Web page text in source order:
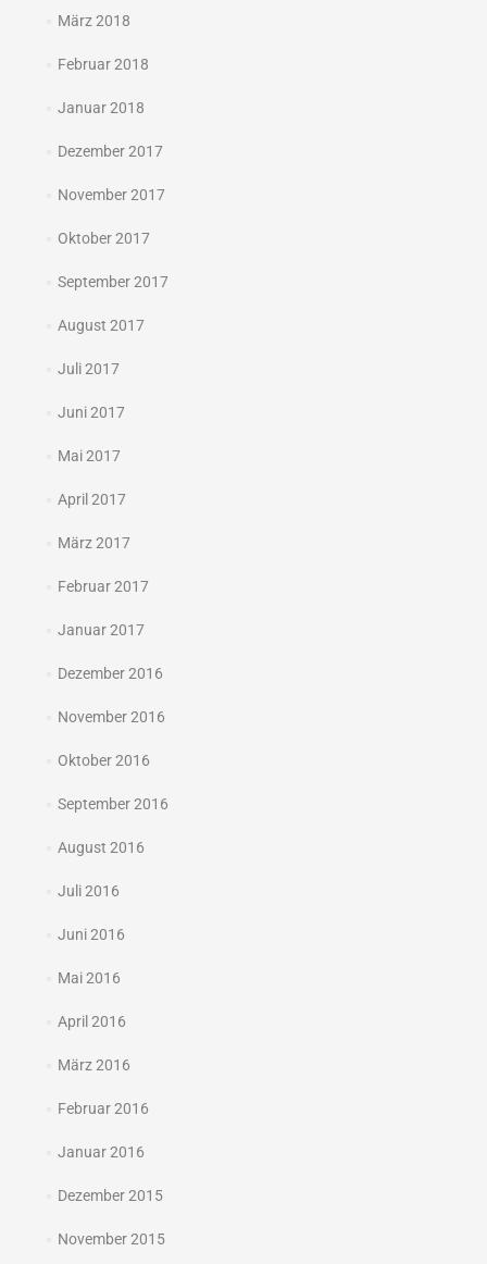
März 2018
Februar 2018
Januar 2018
Dezember 2017
November 2017
Oktober 2017
September 2017
August 2017
Juli 2017
Juni 2017
Mai 2017
April 2017
März 2017
Februar 2017
Januar 2017
Dezember 2016
November 2016
Oktober 2016
September 2016
August 2016
Juli 2016
Juni 2016
Mai 2016
April 2016
März 2016
Februar 2016
Januar 2016
Dezember 2015
November 2015